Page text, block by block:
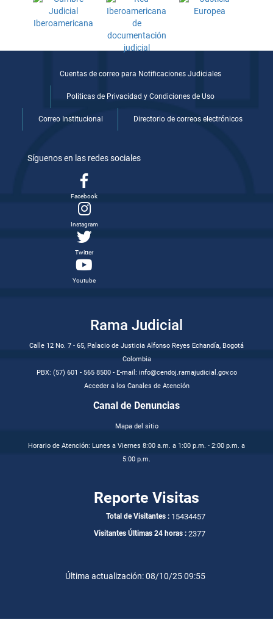
Cuentas de correo para Notificaciones Judiciales
Politicas de Privacidad y Condiciones de Uso
Correo Institucional Directorio de correos electrónicos
Síguenos en las redes sociales
Facebook
Instagram
Twitter
Youtube
Rama Judicial
Calle 12 No. 7 - 65, Palacio de Justicia Alfonso Reyes Echandía, Bogotá
Colombia
PBX: (57) 601 - 565 8500 - E-mail: info@cendoj.ramajudicial.gov.co
Acceder a los Canales de Atención
Canal de Denuncias
Mapa del sitio
Horario de Atención: Lunes a Viernes 8:00 a.m. a 1:00 p.m. - 2:00 p.m. a
5:00 p.m.
Reporte Visitas
Total de Visitantes : 15434457
Visitantes Últimas 24 horas : 2377
Última actualización: 08/10/25 09:55